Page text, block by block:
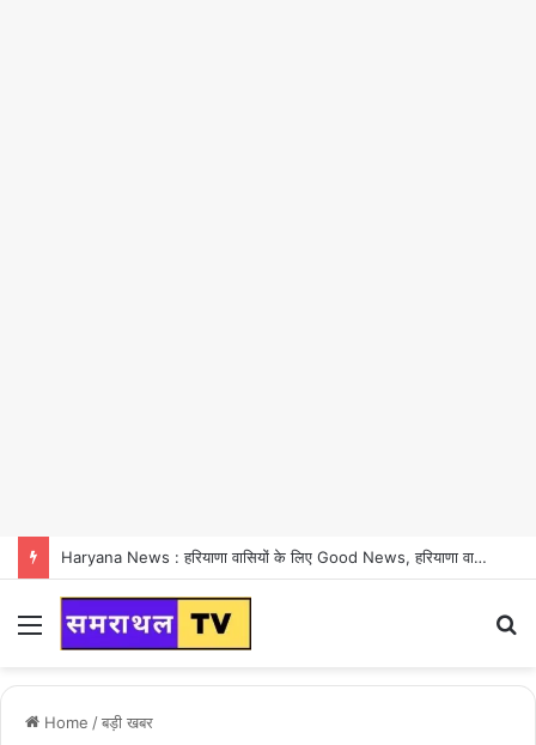
Haryana News : हरियाणा वासियों के लिए Good News, हरियाणा वासियों का गुरुग्राम में अपना घर लेने का सपना होगा साकार
Menu
Home /बड़ी खबर